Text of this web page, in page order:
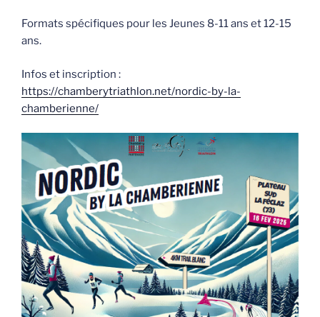
Formats spécifiques pour les Jeunes 8-11 ans et 12-15
ans.
Infos et inscription :
https://chamberytriathlon.net/nordic-by-la-
chamberienne/